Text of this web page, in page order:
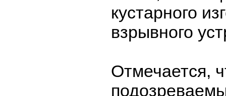
кустарного
взрывного
Отмечается,